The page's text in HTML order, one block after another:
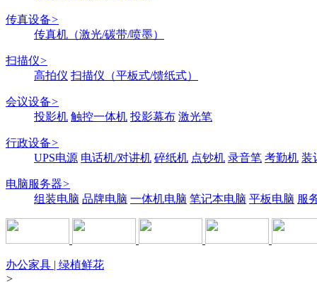
传真设备>
传真机（激光/碳带/喷墨）
扫描仪>
高拍仪 扫描仪（平板式/馈纸式）
会议设备>
投影机 触控一体机 投影幕布 激光笔
行政设备>
UPS电源 电话机/对讲机 碎纸机 点钞机 录音笔 考勤机 装
电脑服务器>
组装电脑 品牌电脑 一体机电脑 笔记本电脑 平板电脑 服
办公家具 | 绿植鲜花
>